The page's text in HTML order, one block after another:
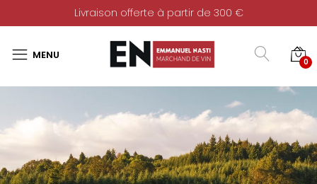
Livraison offerte à partir de 300 €
0